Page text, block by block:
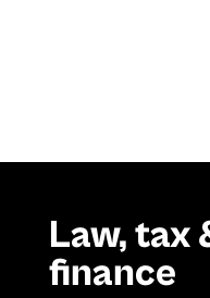
Law, tax
finance